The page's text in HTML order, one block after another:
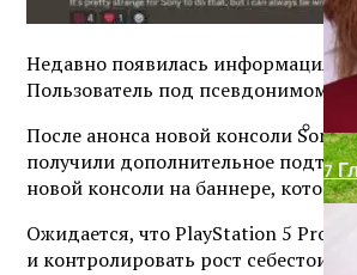
7
Недавно появилась информация о
Пользователь под псевдонимом
После анонса новой консоли Sony
получили дополнительное
новой консоли на баннере,
Ожидается, что PlayStation 5 Pro
и контролировать рост